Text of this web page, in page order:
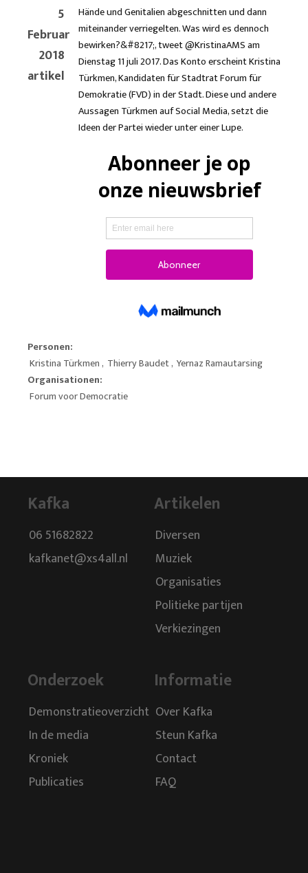
5
Februar
2018
artikel
Hände und Genitalien abgeschnitten und dann
miteinander verriegelten. Was wird es dennoch
bewirken?&#8217;, tweet @KristinaAMS am
Dienstag 11 juli 2017. Das Konto erscheint Kristina
Türkmen, Kandidaten für Stadtrat Forum für
Demokratie (FVD) in der Stadt. Diese und andere
Aussagen Türkmen auf Social Media, setzt die
Ideen der Partei wieder unter einer Lupe.
Personen:
Kristina Türkmen, Thierry Baudet, Yernaz Ramautarsing
Organisationen:
Forum voor Democratie
Kafka
06 51682822
kafkanet@xs4all.nl
Artikelen
Diversen
Muziek
Organisaties
Politieke partijen
Verkiezingen
Onderzoek
Demonstratieoverzicht
In de media
Kroniek
Publicaties
Informatie
Over Kafka
Steun Kafka
Contact
FAQ